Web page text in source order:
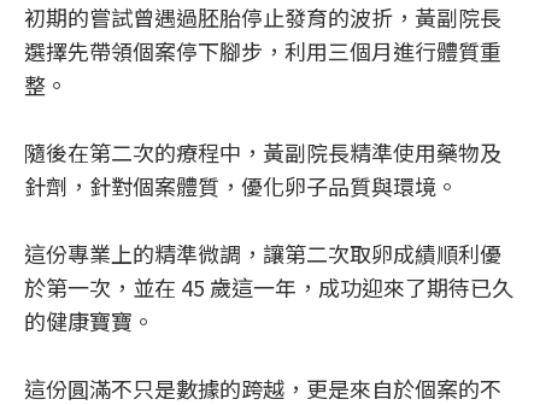
初期的嘗試曾遇過胚胎停止發育的波折，黃副院長
選擇先帶領個案停下腳步，利用三個月進行體質重
整。
隨後在第二次的療程中，黃副院長精準使用藥物及
針劑，針對個案體質，優化卵子品質與環境。
這份專業上的精準微調，讓第二次取卵成績順利優
於第一次，並在 45 歲這一年，成功迎來了期待已久
的健康寶寶。
這份圓滿不只是數據的跨越，更是來自於個案的不